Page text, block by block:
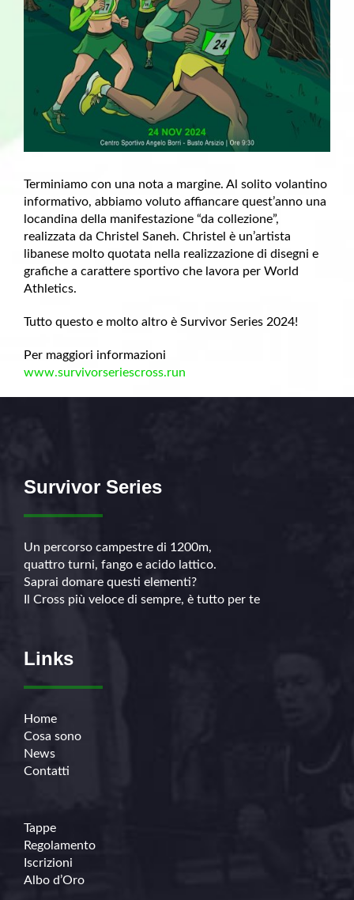
Terminiamo con una nota a margine. Al solito volantino
informativo, abbiamo voluto affiancare quest’anno una
locandina della manifestazione “da collezione”,
realizzata da Christel Saneh. Christel è un’artista
libanese molto quotata nella realizzazione di disegni e
grafiche a carattere sportivo che lavora per World
Athletics.
Tutto questo e molto altro è Survivor Series 2024!
Per maggiori informazioni
www.survivorseriescross.run
Survivor Series
Un percorso campestre di 1200m,
quattro turni, fango e acido lattico.
Saprai domare questi elementi?
Il Cross più veloce di sempre, è tutto per te
Links
Home
Cosa sono
News
Contatti
Tappe
Regolamento
Iscrizioni
Albo d’Oro